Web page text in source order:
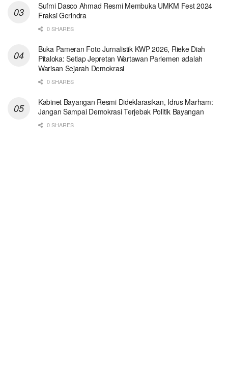
Sufmi Dasco Ahmad Resmi Membuka UMKM Fest 2024
Fraksi Gerindra
0 SHARES
Buka Pameran Foto Jurnalistik KWP 2026, Rieke Diah
Pitaloka: Setiap Jepretan Wartawan Parlemen adalah
Warisan Sejarah Demokrasi
0 SHARES
Kabinet Bayangan Resmi Dideklarasikan, Idrus Marham:
Jangan Sampai Demokrasi Terjebak Politik Bayangan
0 SHARES